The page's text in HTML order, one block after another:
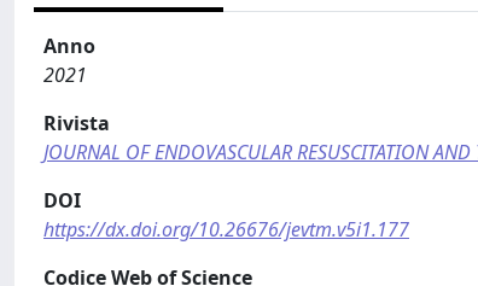
Anno
2021
Rivista
JOURNAL OF ENDOVASCULAR RESUSCITATION
DOI
https://dx.doi.org/10.26676/jevtm.v5i1.177
Codice Web of Science